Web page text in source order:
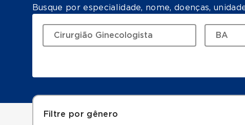
Busque por especialidade, nome, doenças,
Filtre por gênero